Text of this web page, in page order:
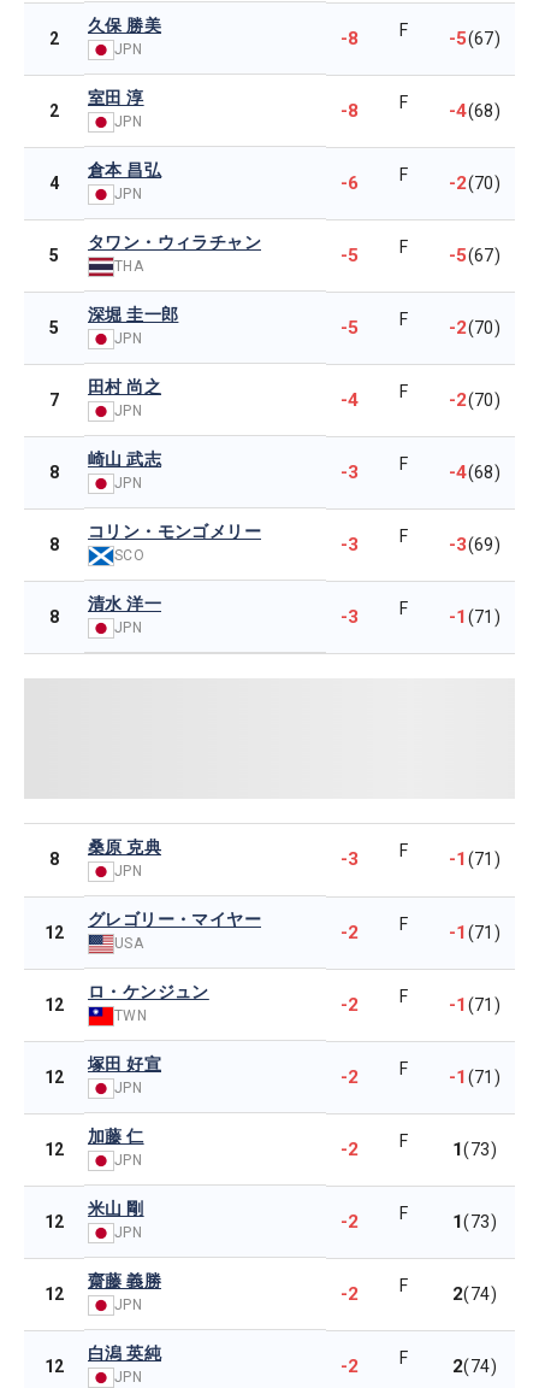
2
久保 勝美
JPN -8 F -5(67)
2
室田 淳
JPN -8 F -4(68)
4
倉本 昌弘
JPN -6 F -2(70)
5
タワン・ウィラチャン
THA -5 F -5(67)
5
深堀 圭一郎
JPN -5 F -2(70)
7
田村 尚之
JPN -4 F -2(70)
8
崎山 武志
JPN -3 F -4(68)
8
コリン・モンゴメリー
SCO -3 F -3(69)
8
清水 洋一
JPN -3 F -1(71)
8
桑原 克典
JPN
-3 F -1(71)
12
グレゴリー・マイヤー
USA -2 F -1(71)
12
ロ・ケンジュン
TWN -2 F -1(71)
12
塚田 好宣
JPN -2 F -1(71)
12
加藤 仁
JPN -2 F 1(73)
12
米山 剛
JPN -2 F 1(73)
12
齋藤 義勝
JPN -2 F 2(74)
12
白潟 英純
JPN -2 F 2(74)